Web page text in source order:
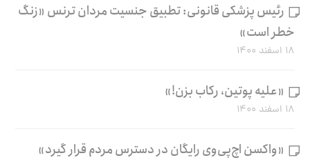
رئیس پزشکی قانونی: تطبیق جنسیت مردان ترنس «زنگ
خطر است»
۱۸ اسفند ۱۴۰۰
«علیه پوتین، رکاب بزن!»
۱۸ اسفند ۱۴۰۰
«واکسن اچ‌پی‌وی رایگان در دسترس مردم قرار گیرد»